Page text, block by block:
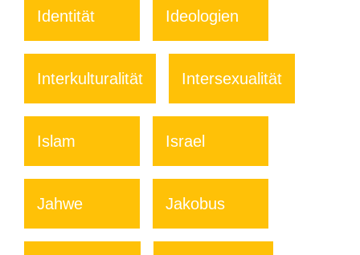
Identität Ideologien
Interkulturalität Intersexualität
Islam Israel
Jahwe Jakobus